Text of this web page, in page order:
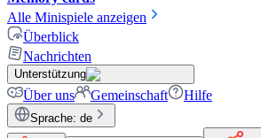
Alle Minispiele anzeigen
Überblick
Nachrichten
Unterstützung
Über uns Gemeinschaft Hilfe
Sprache: de